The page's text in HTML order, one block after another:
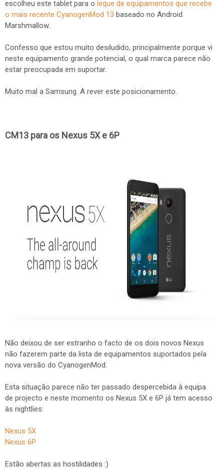
escolheu este tablet para o leque de equipamentos que recebe
o mais recente CyanogenMod 13 baseado no Android
Marshmallow.
Confesso que estou muito desiludido, principalmente porque vi
neste equipamento grande potencial, o qual marca parece não
estar preocupada em suportar.
Muito mal a Samsung. A rever este posicionamento.
CM13 para os Nexus 5X e 6P
Não deixou de ser estranho o facto de os dois novos Nexus
não fazerem parte da lista de equipamentos suportados pela
nova versão do CyanogenMod.
Esta situação parece não ter passado despercebida à equipa
de projecto e neste momento os Nexus 5X e 6P já tem acesso
às nightlies:
Nexus 5X
Nexus 6P
Estão abertas as hostilidades :)